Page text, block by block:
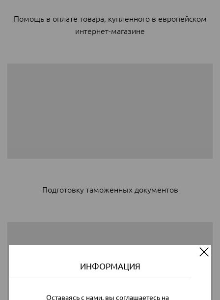
Помощь в оплате товара, купленного в европейском
интернет-магазине
Подготовку таможенных документов
ИНФОРМАЦИЯ
Оставаясь с нами, вы соглашаетесь на